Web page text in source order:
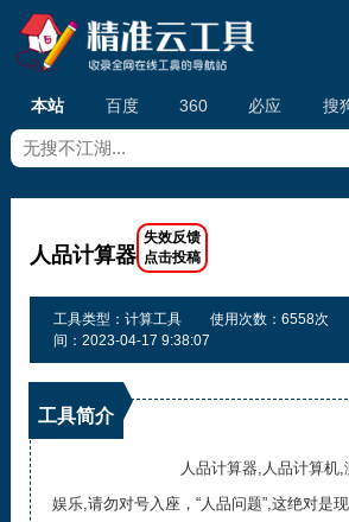
本站 百度 360 必应 搜
人品计算器
工具类型：计算工具 使用次数：6558次
间：2023-04-17 9:38:07
工具简介
人品计算器,人品计算机
娱乐,请勿对号入座，“人品问题”,这绝对是